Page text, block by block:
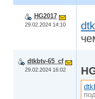
HG2017
29.02.2024 14:10
dtkbtv-65_cf
29.02.2024 16:02